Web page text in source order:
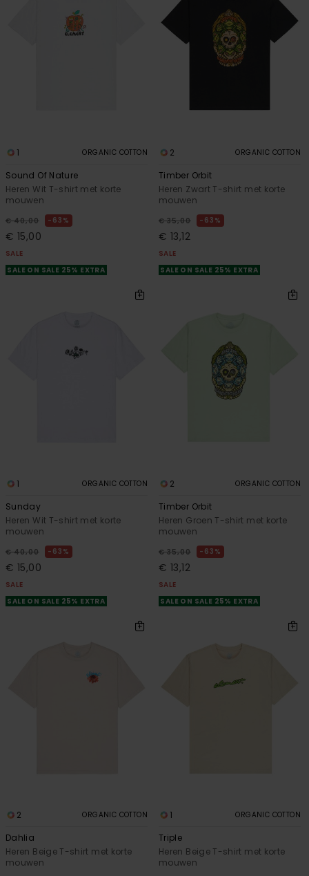
1 ORGANIC COTTON
Sound Of Nature
Heren Wit T-shirt met korte
mouwen
€ 40,00 63%
€ 15,00
SALE
SALE ON SALE 25% EXTRA
2 ORGANIC COTTON
Timber Orbit
Heren Zwart T-shirt met korte
mouwen
€ 35,00 63%
€ 13,12
SALE
SALE ON SALE 25% EXTRA
1 ORGANIC COTTON
Sunday
Heren Wit T-shirt met korte
mouwen
€ 40,00 63%
€ 15,00
SALE
SALE ON SALE 25% EXTRA
2 ORGANIC COTTON
Timber Orbit
Heren Groen T-shirt met korte
mouwen
€ 35,00 63%
€ 13,12
SALE
SALE ON SALE 25% EXTRA
2 ORGANIC COTTON
Dahlia
Heren Beige T-shirt met korte
mouwen
1 ORGANIC COTTON
Triple
Heren Beige T-shirt met korte
mouwen